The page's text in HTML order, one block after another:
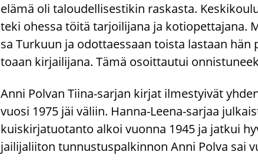
elämä oli ta­lou­del­li­ses­ti­kin ras­kas­ta.
teki ohes­sa töitä tar­joi­li­ja­na ja ko­tio­pet­ta­ja­na.
sa Tur­kuun ja odot­taes­saan tois­ta las­taan
to­aan kir­jai­li­ja­na. Tämä osoit­tau­tui
Anni Pol­van Tiina-​sarjan kir­jat il­mes­tyi­vät
vuosi 1975 jäi vä­liin. Hanna-​Leena-sarjaa
kuis­kir­ja­tuo­tan­to alkoi vuon­na 1945 ja jat­kui
jai­li­ja­lii­ton tun­nus­tus­pal­kin­non Anni Polva sai